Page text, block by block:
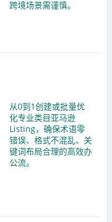
跨境场景需谨慎。
从0到1创建或批量优
化专业类目亚马逊
Listing，确保术语零
错误、格式不混乱、关
键词布局合理的高效办
公流。